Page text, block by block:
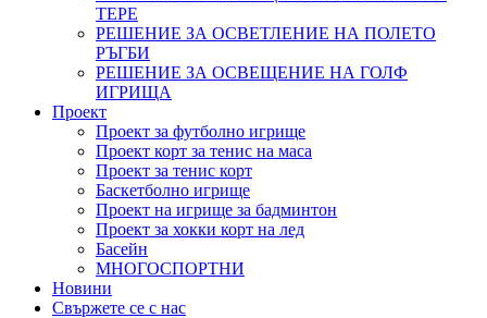
ТЕРЕ
РЕШЕНИЕ ЗА ОСВЕТЛЕНИЕ НА ПОЛЕТО
РЪГБИ
РЕШЕНИЕ ЗА ОСВЕЩЕНИЕ НА ГОЛФ
ИГРИЩА
Проект
Проект за футболно игрище
Проект корт за тенис на маса
Проект за тенис корт
Баскетболно игрище
Проект на игрище за бадминтон
Проект за хокки корт на лед
Басейн
МНОГОСПОРТНИ
Новини
Свържете се с нас